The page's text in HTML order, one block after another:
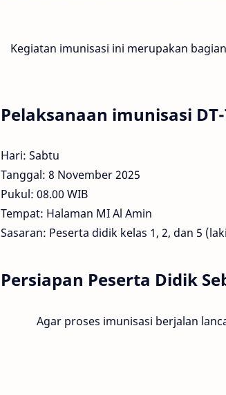
Kegiatan imunisasi ini merupakan
Pelaksanaan imunisasi
Hari: Sabtu
Tanggal: 8 November 2025
Pukul: 08.00 WIB
Tempat: Halaman MI Al Amin
Sasaran: Peserta didik kelas 1, 2, dan 5
Persiapan Peserta Didik
Agar proses imunisasi berjalan